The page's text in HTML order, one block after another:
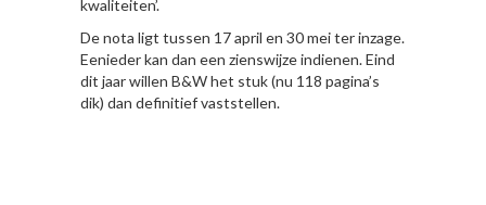
kwaliteiten’.
De nota ligt tussen 17 april en 30 mei ter inzage.
Eenieder kan dan een zienswijze indienen. Eind
dit jaar willen B&W het stuk (nu 118 pagina’s
dik) dan definitief vaststellen.